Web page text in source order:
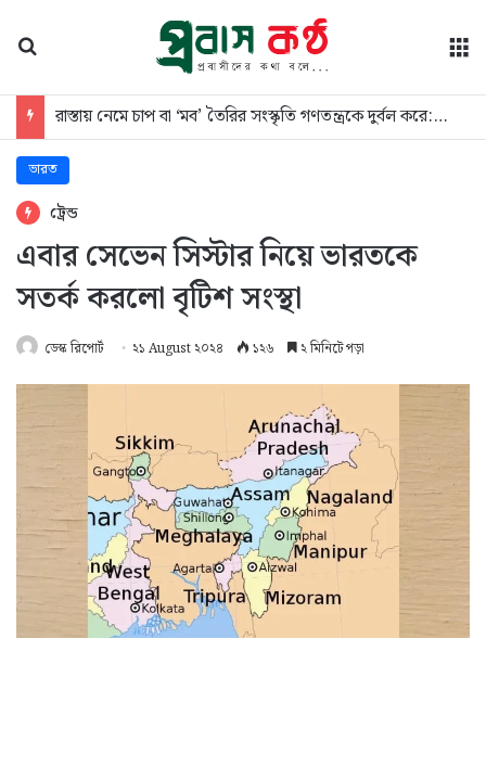
কক্সবাজারে সমুদ্রসৈকতে গোসলে নেমে প্রাণ গেল কলেজছাত্রের
ভারত
ট্রেন্ড
এবার সেভেন সিস্টার নিয়ে ভারতকে
সতর্ক করলো বৃটিশ সংস্থা
ডেস্ক রিপোর্ট ২১ August ২০২৪ ১২৬ ২ মিনিটে পড়া